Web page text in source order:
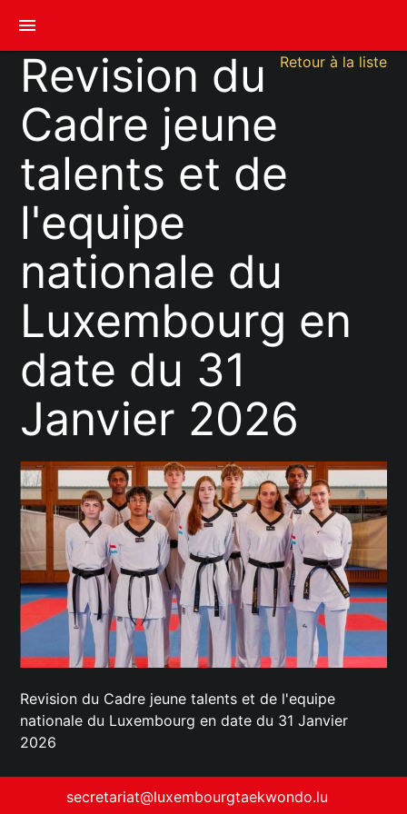
menu
Retour à la liste
Revision du
Cadre jeune
talents et de
l'equipe
nationale du
Luxembourg en
date du 31
Janvier 2026
Revision du Cadre jeune talents et de l'equipe
nationale du Luxembourg en date du 31 Janvier
2026
secretariat@luxembourgtaekwondo.lu